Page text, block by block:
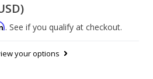
. See if you qualify at checkout.
your options